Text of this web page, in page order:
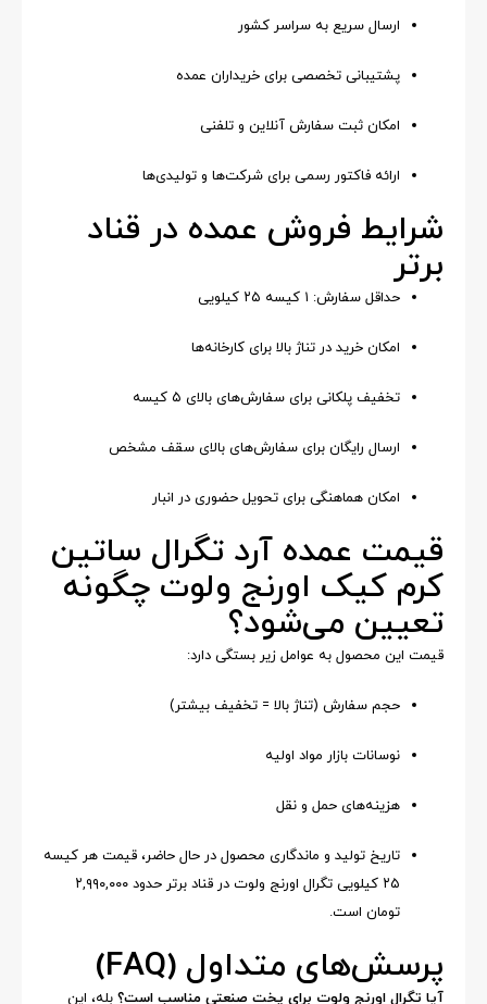
ارسال سریع به سراسر کشور
پشتیبانی تخصصی برای خریداران عمده
امکان ثبت سفارش آنلاین و تلفنی
ارائه فاکتور رسمی برای شرکت‌ها و تولیدی‌ها
شرایط فروش عمده در قناد
برتر
حداقل سفارش: ۱ کیسه ۲۵ کیلویی
امکان خرید در تناژ بالا برای کارخانه‌ها
تخفیف پلکانی برای سفارش‌های بالای ۵ کیسه
ارسال رایگان برای سفارش‌های بالای سقف مشخص
امکان هماهنگی برای تحویل حضوری در انبار
قیمت عمده آرد تگرال ساتین
کرم کیک اورنج ولوت چگونه
تعیین می‌شود؟
قیمت این محصول به عوامل زیر بستگی دارد:
حجم سفارش (تناژ بالا = تخفیف بیشتر)
نوسانات بازار مواد اولیه
هزینه‌های حمل و نقل
تاریخ تولید و ماندگاری محصول در حال حاضر، قیمت هر کیسه
۲۵ کیلویی تگرال اورنج ولوت در قناد برتر حدود ۲,۹۹۰,۰۰۰
تومان است.
پرسش‌های متداول (FAQ)
آیا تگرال اورنج ولوت برای پخت صنعتی مناسب است؟ بله، این